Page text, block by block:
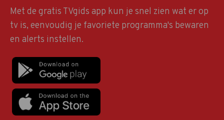
Met de gratis TVgids app kun je snel zien wat er op
tv is, eenvoudig je favoriete programma's bewaren
en alerts instellen.